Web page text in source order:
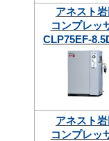
アネスト岩
コンプレッ
CLP75EF-
アネスト岩
コンプレッ